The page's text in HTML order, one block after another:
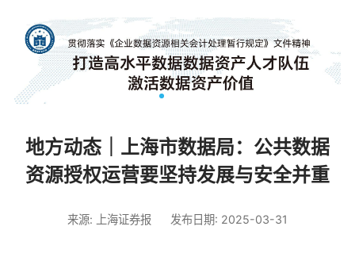
地方动态｜上海市数据局：公共数据
资源授权运营要坚持发展与安全并重
来源: 上海证券报 发布日期: 2025-03-31